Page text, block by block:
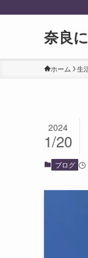
奈良
ホーム 生
2024
1/20
ブログ